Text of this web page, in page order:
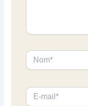
Nom*
E-
mail*